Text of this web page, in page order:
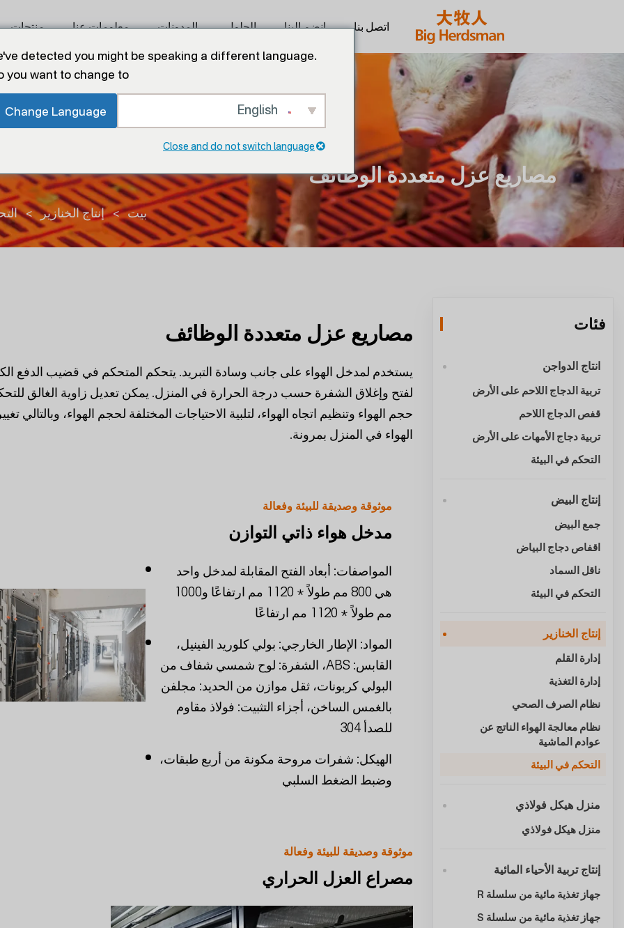
منتجات معلومات عنا المدونات الحلول انضم إلينا اتصل بنا
مصاريع عزل متعددة الوظائف
بيت > إنتاج الخنازير >
فئات
انتاج الدواجن
تربية الدجاج اللاحم على الأرض
قفص الدجاج اللاحم
تربية دجاج الأمهات على الأرض
التحكم في البيئة
إنتاج البيض
جمع البيض
اقفاص دجاج البياض
ناقل السماد
التحكم في البيئة
إنتاج الخنازير
إدارة القلم
إدارة التغذية
نظام الصرف الصحي
نظام معالجة الهواء الناتج عن
عوادم الماشية
التحكم في البيئة
منزل هيكل فولاذي
منزل هيكل فولاذي
إنتاج تربية الأحياء المائية
جهاز تغذية مائية من سلسلة R
جهاز تغذية مائية من سلسلة S
مصاريع عزل متعددة الوظائف
يستخدم لمدخل الهواء على جانب وسادة التبريد. يتحكم المتحكم في قضيب الدفع
لفتح وإغلاق الشفرة حسب درجة الحرارة في المنزل. يمكن تعديل زاوية الغالق
حجم الهواء وتنظيم اتجاه الهواء، لتلبية الاحتياجات المختلفة لحجم الهواء، وبالتالي
الهواء في المنزل بمرونة.
موثوقة وصديقة للبيئة وفعالة
مدخل هواء ذاتي التوازن
المواصفات: أبعاد الفتح المقابلة لمدخل واحد
هي 800 مم طولاً * 1120 مم ارتفاعًا و1000
مم طولاً * 1120 مم ارتفاعًا
المواد: الإطار الخارجي: بولي كلوريد الفينيل،
القابس: ABS، الشفرة: لوح شمسي شفاف من
البولي كربونات، ثقل موازن من الحديد: مجلفن
بالغمس الساخن، أجزاء التثبيت: فولاذ مقاوم
للصدأ 304
الهيكل: شفرات مروحة مكونة من أربع طبقات،
وضبط الضغط السلبي
موثوقة وصديقة للبيئة وفعالة
مصراع العزل الحراري
detected you might be speaking a different language.
you want to change to:
English
Change Language
Close and do not switch language